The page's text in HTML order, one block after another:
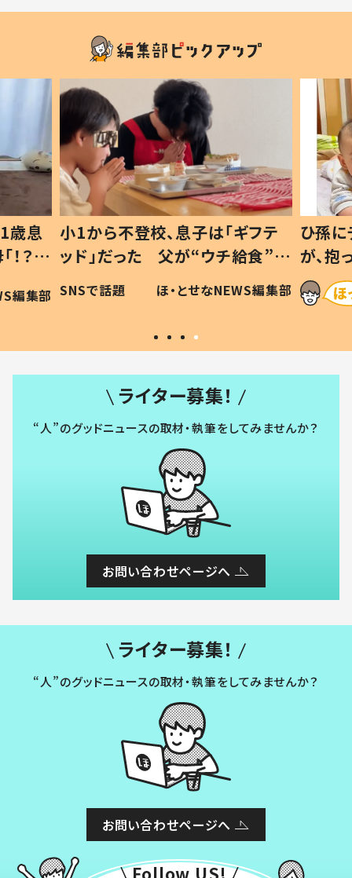
歳息
？」
編集部
小1から不登校、息子は「ギフテ
ッド」だった 父が“ウチ給食”を
作り続ける理由とは #令和の親
#令和の子
SNSで話題 ほ・とせなNEWS編集部
ひ孫
が、
「涙が
い」
ライター募集！
“人”のグッドニュースの取材・執筆をしてみませんか？
お問い合わせページへ
ライター募集！
“人”のグッドニュースの取材・執筆をしてみませんか？
お問い合わせページへ